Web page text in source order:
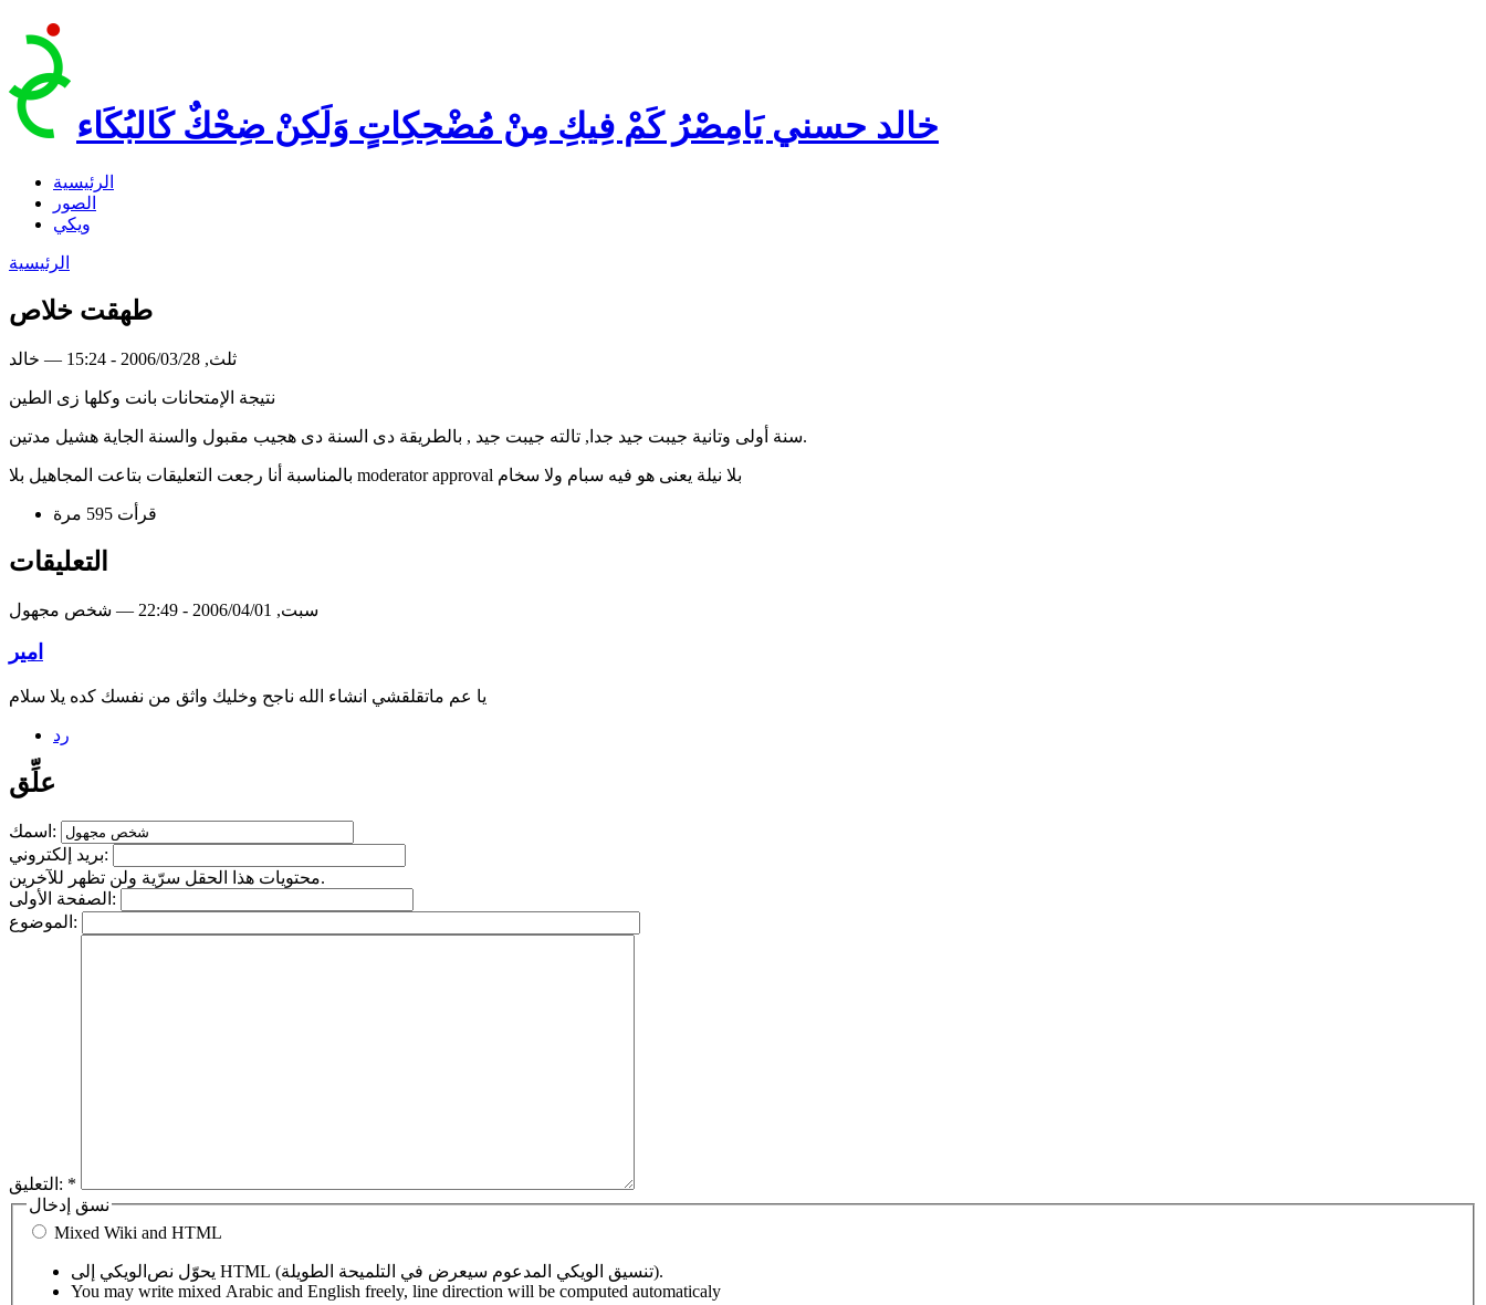
خالد حسني يَامِصْرُ كَمْ فِيكِ مِنْ مُضْحِكِاتٍ وَلَكِنْ ضِحْكٌ كَالبُكَاء
الرئيسية
الصور
ويكي
الرئيسية
طهقت خلاص
ثلث, 2006/03/28 - 15:24 — خالد
نتيجة الإمتحانات بانت وكلها زى الطين
سنة أولى وتانية جيبت جيد جدا, تالته جيبت جيد , بالطريقة دى السنة دى هجيب مقبول والسنة الجاية هشيل مدتين.
بالمناسبة أنا رجعت التعليقات بتاعت المجاهيل بلا moderator approval بلا نيلة يعنى هو فيه سبام ولا سخام
قرأت 595 مرة
التعليقات
سبت, 2006/04/01 - 22:49 — شخص مجهول
امير
يا عم ماتقلقشي انشاء الله ناجح وخليك واثق من نفسك كده يلا سلام
رد
علِّق
اسمك:
بريد إلكتروني:
محتويات هذا الحقل سرّية ولن تظهر للآخرين.
الصفحة الأولى:
الموضوع:
التعليق: *
نسق إدخال
Mixed Wiki and HTML
يحوّل نص‌الويكي إلى HTML (تنسيق الويكي المدعوم سيعرض في التلميحة الطويلة).
You may write mixed Arabic and English freely, line direction will be computed automaticaly